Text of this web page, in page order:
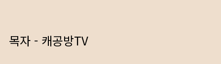
목자 - 캐공방TV